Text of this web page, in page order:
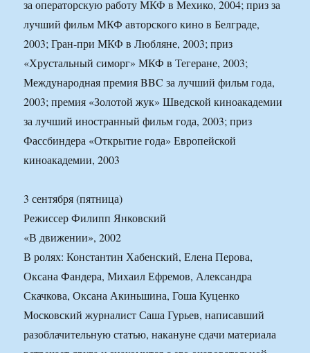
за операторскую работу МКФ в Мехико, 2004; приз за
лучший фильм МКФ авторского кино в Белграде,
2003; Гран-при МКФ в Любляне, 2003; приз
«Хрустальный симорг» МКФ в Тегеране, 2003;
Международная премия BBC за лучший фильм года,
2003; премия «Золотой жук» Шведской киноакадемии
за лучший иностранный фильм года, 2003; приз
Фассбиндера «Открытие года» Европейской
киноакадемии, 2003
3 сентября (пятница)
Режиссер Филипп Янковский
«В движении», 2002
В ролях: Константин Хабенский, Елена Перова,
Оксана Фандера, Михаил Ефремов, Александра
Скачкова, Оксана Акиньшина, Гоша Куценко
Московский журналист Саша Гурьев, написавший
разоблачительную статью, накануне сдачи материала